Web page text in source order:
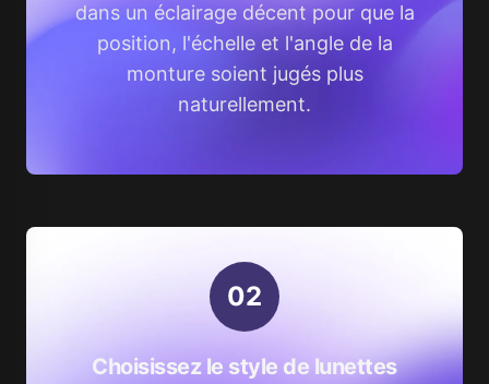
dans un éclairage décent pour que la
position, l'échelle et l'angle de la
monture soient jugés plus
naturellement.
02
Choisissez le style de lunettes